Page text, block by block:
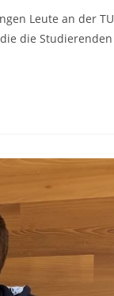
Leute an der TU
die Studierenden